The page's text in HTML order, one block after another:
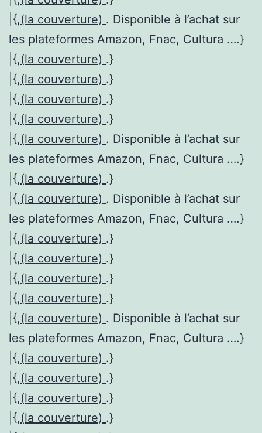
|{,(la couverture) . Disponible à l’achat sur
les plateformes Amazon, Fnac, Cultura ….}
|{,(la couverture) .}
|{,(la couverture) .}
|{,(la couverture) .}
|{,(la couverture) .}
|{,(la couverture) . Disponible à l’achat sur
les plateformes Amazon, Fnac, Cultura ….}
|{,(la couverture) .}
|{,(la couverture) . Disponible à l’achat sur
les plateformes Amazon, Fnac, Cultura ….}
|{,(la couverture) .}
|{,(la couverture) .}
|{,(la couverture) .}
|{,(la couverture) .}
|{,(la couverture) . Disponible à l’achat sur
les plateformes Amazon, Fnac, Cultura ….}
|{,(la couverture) .}
|{,(la couverture) .}
|{,(la couverture) .}
|{,(la couverture) .}